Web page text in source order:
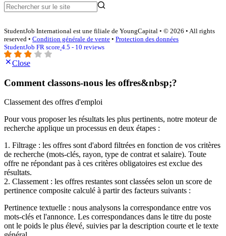
StudentJob International est une filiale de YoungCapital • © 2026 • All rights
reserved • Condition générale de vente • Protection des données
StudentJob FR score 4.5 - 10 reviews
Close
Comment classons-nous les offres&nbsp;?
Classement des offres d'emploi
Pour vous proposer les résultats les plus pertinents, notre moteur de
recherche applique un processus en deux étapes :
1. Filtrage : les offres sont d'abord filtrées en fonction de vos critères
de recherche (mots-clés, rayon, type de contrat et salaire). Toute
offre ne répondant pas à ces critères obligatoires est exclue des
résultats.
2. Classement : les offres restantes sont classées selon un score de
pertinence composite calculé à partir des facteurs suivants :
Pertinence textuelle : nous analysons la correspondance entre vos
mots-clés et l'annonce. Les correspondances dans le titre du poste
ont le poids le plus élevé, suivies par la description courte et le texte